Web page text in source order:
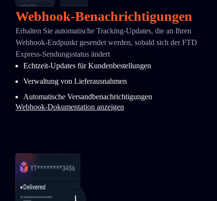
Webhook-Benachrichtigungen
Erhalten Sie automatische Tracking-Updates, die an Ihren
Webhook-Endpunkt gesendet werden, sobald sich der FTD
Express-Sendungsstatus ändert
Echtzeit-Updates für Kundenbestellungen
Verwaltung von Lieferausnahmen
Automatische Versandbenachrichtigungen
Webhook-Dokumentation anzeigen